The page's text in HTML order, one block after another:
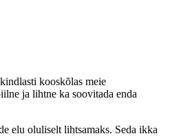
kooskõlas meie
ja lihtne ka soovitada enda
elu oluliselt lihtsamaks. Seda ikka